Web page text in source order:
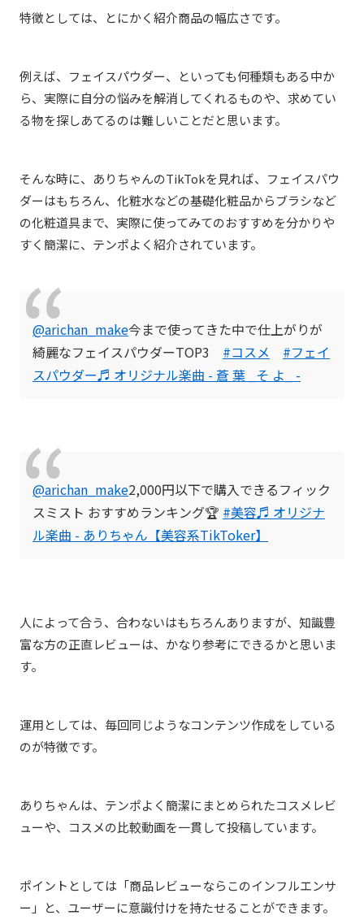
特徴としては、とにかく紹介商品の幅広さです。
例えば、フェイスパウダー、といっても何種類もある中か
ら、実際に自分の悩みを解消してくれるものや、求めてい
る物を探しあてるのは難しいことだと思います。
そんな時に、ありちゃんのTikTokを見れば、フェイスパウ
ダーはもちろん、化粧水などの基礎化粧品からブラシなど
の化粧道具まで、実際に使ってみてのおすすめを分かりや
すく簡潔に、テンポよく紹介されています。
@arichan_make今まで使ってきた中で仕上がりが
綺麗なフェイスパウダーTOP3 #コスメ
#フェイ
スパウダー♬ オリジナル楽曲 - 蒼 葉 _そ よ_ -
@arichan_make2,000円以下で購入できるフィック
スミスト おすすめランキング🏆 #美容♬ オリジナ
ル楽曲 - ありちゃん【美容系TikToker】
人によって合う、合わないはもちろんありますが、知識豊
富な方の正直レビューは、かなり参考にできるかと思いま
す。
運用としては、毎回同じようなコンテンツ作成をしている
のが特徴です。
ありちゃんは、テンポよく簡潔にまとめられたコスメレビ
ューや、コスメの比較動画を一貫して投稿しています。
ポイントとしては「商品レビューならこのインフルエンサ
ー」と、ユーザーに意識付けを持たせることができます。